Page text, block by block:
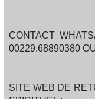
CONTACT
00229.68890380
SITE WEB DE